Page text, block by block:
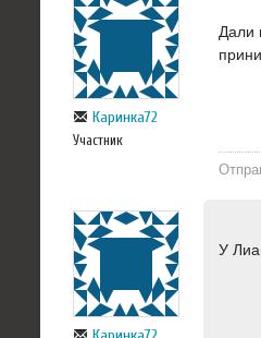
Каринка72
Участник
Дали
У